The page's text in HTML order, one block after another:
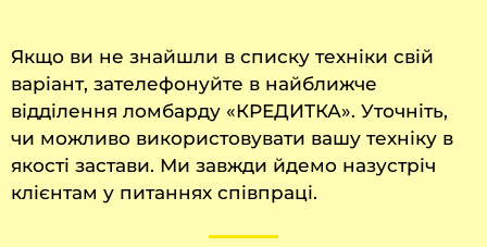
Якщо ви не знайшли в списку техніки свій
варіант, зателефонуйте в найближче
відділення ломбарду «КРЕДИТКА». Уточніть,
чи можливо використовувати вашу техніку в
якості застави. Ми завжди йдемо назустріч
клієнтам у питаннях співпраці.